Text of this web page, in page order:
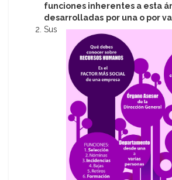
funciones inherentes a esta
desarrolladas por una o por
Sus